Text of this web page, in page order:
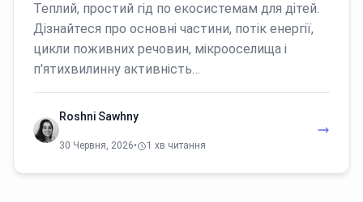
Теплий, простий гід по екосистемам для дітей.
Дізнайтеся про основні частини, потік енергії,
цикли поживних речовин, мікрооселища і
п'ятихвилинну активність…
Roshni Sawhny
30 Червня, 2026• 1 хв читання